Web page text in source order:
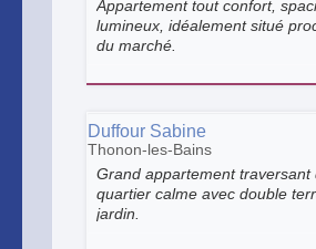
Appartement tout confort,
lumineux, idéalement situé
du marché.
Duffour Sabine
Thonon-les-Bains
Grand appartement traversant
quartier calme avec double
jardin.